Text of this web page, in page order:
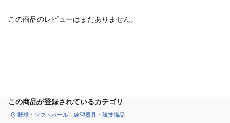
この商品のレビューはまだありません。
この商品が登録されているカテゴリ
野球・ソフトボール 練習器具・競技備品